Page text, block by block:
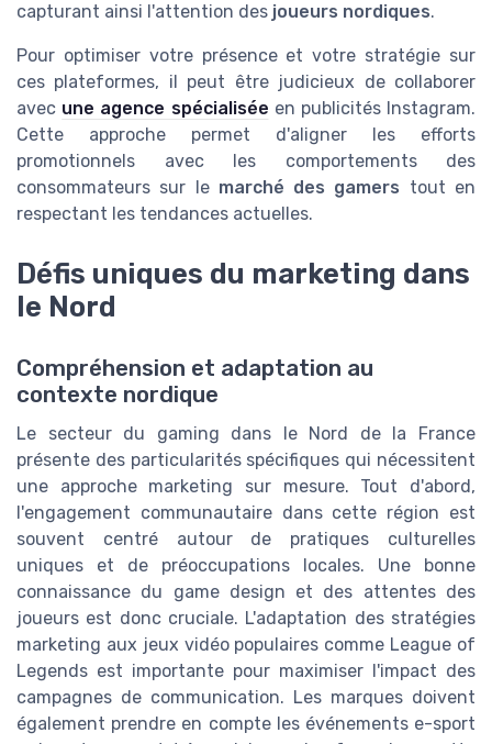
capturant ainsi l'attention des joueurs nordiques.
Pour optimiser votre présence et votre stratégie sur
ces plateformes, il peut être judicieux de collaborer
avec une agence spécialisée en publicités Instagram.
Cette approche permet d'aligner les efforts
promotionnels avec les comportements des
consommateurs sur le marché des gamers tout en
respectant les tendances actuelles.
Défis uniques du marketing dans
le Nord
Compréhension et adaptation au
contexte nordique
Le secteur du gaming dans le Nord de la France
présente des particularités spécifiques qui nécessitent
une approche marketing sur mesure. Tout d'abord,
l'engagement communautaire dans cette région est
souvent centré autour de pratiques culturelles
uniques et de préoccupations locales. Une bonne
connaissance du game design et des attentes des
joueurs est donc cruciale. L'adaptation des stratégies
marketing aux jeux vidéo populaires comme League of
Legends est importante pour maximiser l'impact des
campagnes de communication. Les marques doivent
également prendre en compte les événements e-sport